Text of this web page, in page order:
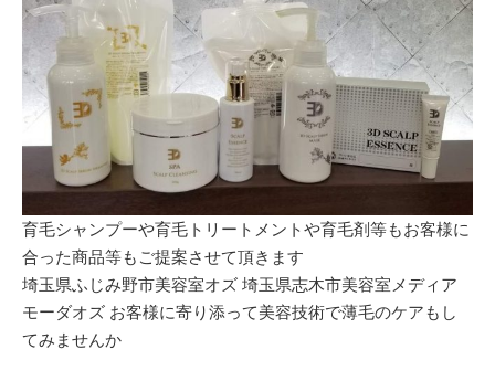
育毛シャンプーや育毛トリートメントや育毛剤等もお客様に
合った商品等もご提案させて頂きます
埼玉県ふじみ野市美容室オズ 埼玉県志木市美容室メディア
モーダオズ お客様に寄り添って美容技術で薄毛のケアもし
てみませんか